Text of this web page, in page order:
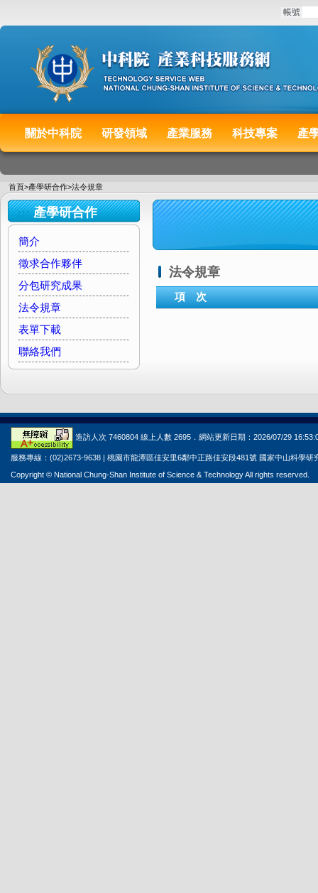
帳號
關於中科院 研發領域 產業服務 科技專案 產
首頁>產學研合作>法令規章
:::產學研合作
簡介
徵求合作夥伴
分包研究成果
法令規章
表單下載
聯絡我們
法令規章
項 次
造訪人次 7460804 線上人數 2695．網站更新日期：2026/07/29
服務專線：(02)2673-9638 | 桃園市龍潭區佳安里6鄰中正路佳安段481號 國家中山科學研
Copyright © National Chung-Shan Institute of Science & Technology All rights reserved.